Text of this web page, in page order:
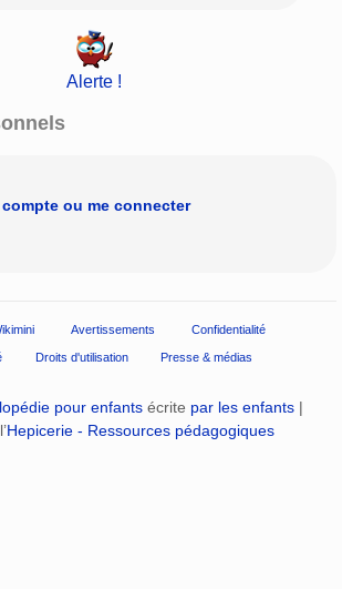
Alerte !
ou me connecter
Avertissements Confidentialité
Droits d'utilisation Presse & médias
pour enfants écrite par les enfants |
Hepicerie - Ressources pédagogiques